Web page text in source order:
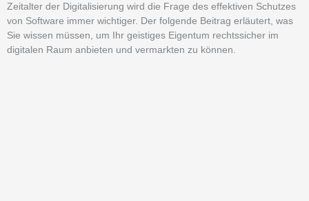
Zeitalter der Digitalisierung wird die Frage des effektiven Schutzes
von Software immer wichtiger. Der folgende Beitrag erläutert, was
Sie wissen müssen, um Ihr geistiges Eigentum rechtssicher im
digitalen Raum anbieten und vermarkten zu können.